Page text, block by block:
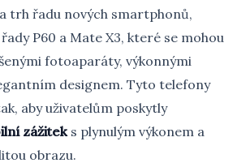
trh řadu nových smartphonů,
P60 a Mate X3, které se mohou
fotoaparáty, výkonnými
designem. Tyto telefony
aby uživatelům poskytly
zážiteks plynulým výkonem a
obrazu.